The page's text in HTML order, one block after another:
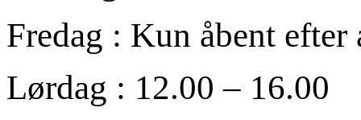
Fredag : Kun åbent efter
Lørdag : 12.00 – 16.00